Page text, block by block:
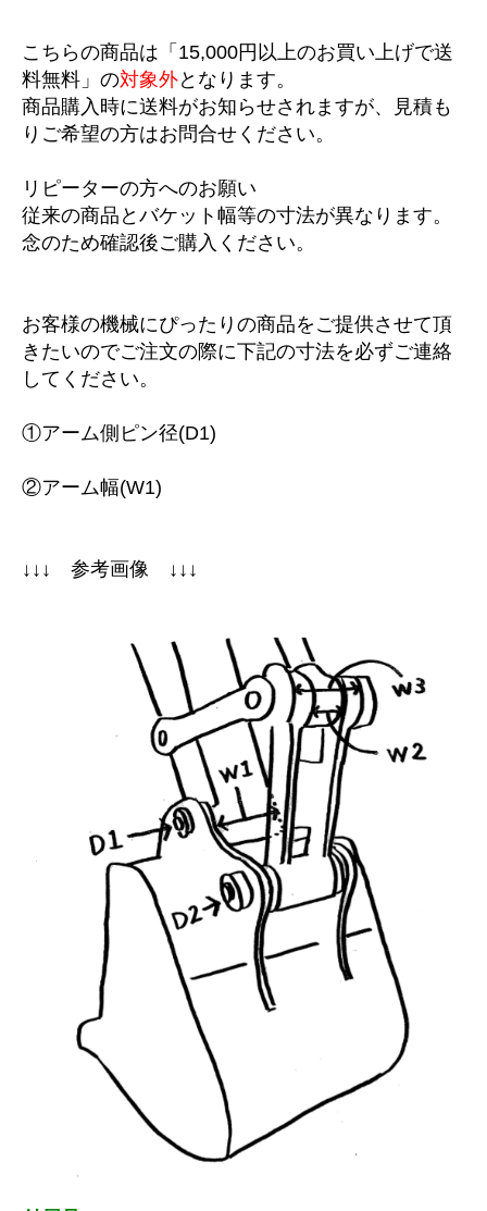
こちらの商品は「15,000円以上のお買い上げで送
料無料」の対象外となります。
商品購入時に送料がお知らせされますが、見積も
りご希望の方はお問合せください。
リピーターの方へのお願い
従来の商品とバケット幅等の寸法が異なります。
念のため確認後ご購入ください。
お客様の機械にぴったりの商品をご提供させて頂
きたいのでご注文の際に下記の寸法を必ずご連絡
してください。
①アーム側ピン径(D1)
②アーム幅(W1)
↓↓↓ 参考画像 ↓↓↓